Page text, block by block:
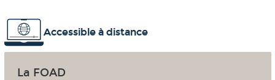
Accessible à distance
La FOAD